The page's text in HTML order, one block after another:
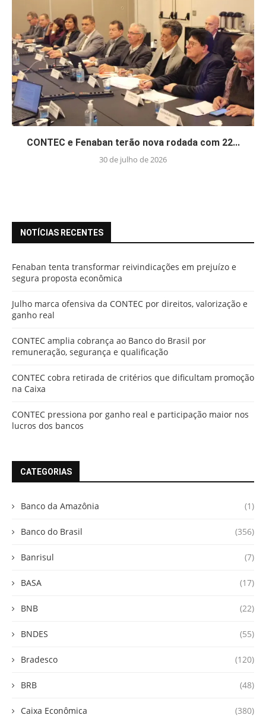
CONTEC e Fenaban terão nova rodada com 22...
30 de julho de 2026
NOTÍCIAS RECENTES
Fenaban tenta transformar reivindicações em prejuízo e
segura proposta econômica
Julho marca ofensiva da CONTEC por direitos, valorização e
ganho real
CONTEC amplia cobrança ao Banco do Brasil por
remuneração, segurança e qualificação
CONTEC cobra retirada de critérios que dificultam promoção
na Caixa
CONTEC pressiona por ganho real e participação maior nos
lucros dos bancos
CATEGORIAS
Banco da Amazônia (1)
Banco do Brasil (356)
Banrisul (7)
BASA (17)
BNB (22)
BNDES (55)
Bradesco (120)
BRB (48)
Caixa Econômica (380)